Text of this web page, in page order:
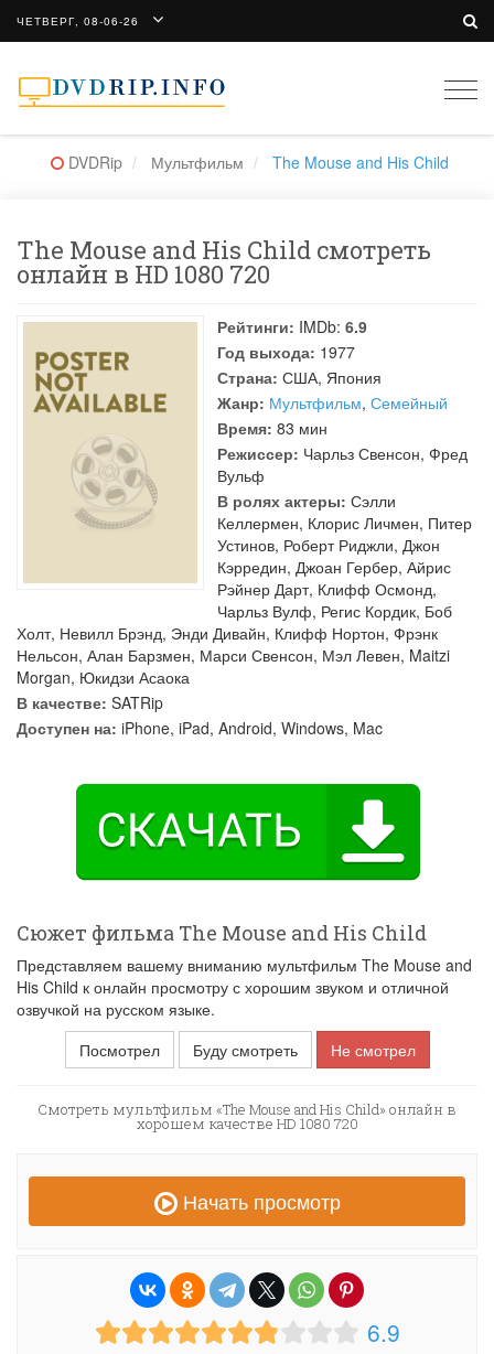
ЧЕТВЕРГ, 08-06-26
DVDRip Мультфильм The Mouse and His Child
The Mouse and His Child смотреть
онлайн в HD 1080 720
Рейтинги: IMDb: 6.9
Год выхода: 1977
Страна: США, Япония
Жанр: Мультфильм, Семейный
Время: 83 мин
Режиссер: Чарльз Свенсон, Фред
Вульф
В ролях актеры: Сэлли
Келлермен, Клорис Личмен, Питер
Устинов, Роберт Риджли, Джон
Кэрредин, Джоан Гербер, Айрис
Рэйнер Дарт, Клифф Осмонд,
Чарльз Вулф, Регис Кордик, Боб
Холт, Невилл Брэнд, Энди Дивайн, Клифф Нортон, Фрэнк
Нельсон, Алан Барзмен, Марси Свенсон, Мэл Левен, Maitzi
Morgan, Юкидзи Асаока
В качестве: SATRip
Доступен на: iPhone, iPad, Android, Windows, Mac
Сюжет фильма The Mouse and His Child
Представляем вашему вниманию мультфильм The Mouse and
His Child к онлайн просмотру с хорошим звуком и отличной
озвучкой на русском языке.
Посмотрел
Буду смотреть Не смотрел
Смотреть мультфильм «The Mouse and His Child» онлайн в
хорошем качестве HD 1080 720
Начать просмотр
6.9